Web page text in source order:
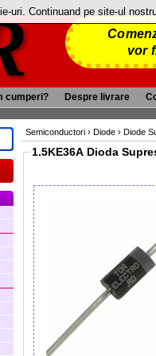
vor
cumperi? Despre livrare
Semiconductori › Diode › Diode
1.5KE36A Dioda
uri. Continuand pe site-ul